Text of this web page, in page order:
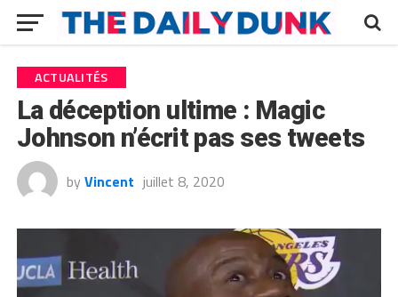
ACTUALITÉS
La déception ultime : Magic
Johnson n’écrit pas ses tweets
by Vincent juillet 8, 2020